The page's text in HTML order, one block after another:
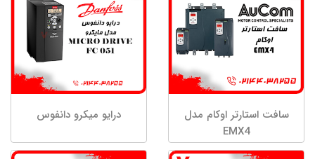
سافت استارتر اوکام مدل
EMX4
درایو میکرو دانفوس